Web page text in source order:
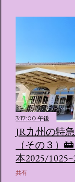
陸となります。 ま
クインしてルーム
されています。そ
介します。 🔑 1.
のホテル」 デジタ
イティブプロダク
刺激する美しいデ
テーマブースで構
ト ：ピンクを基調
ムキーを受け取り
感を味わいながら
たポムポムプリ
ス ：きらめく光に
（舞踏会）、さら
ーチ（ポチャッコ
3:17:00 午後
JR九州の特
（その３）
本2025/
共有